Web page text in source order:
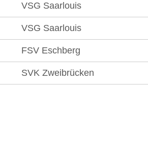
VSG Saarlouis
VSG Saarlouis
FSV Eschberg
SVK Zweibrücken